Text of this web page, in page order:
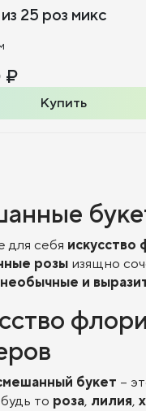
25 роз микс
₽
Купить
для себя искусство
розы изящно
необычные и
букет –
то роза, лилия,